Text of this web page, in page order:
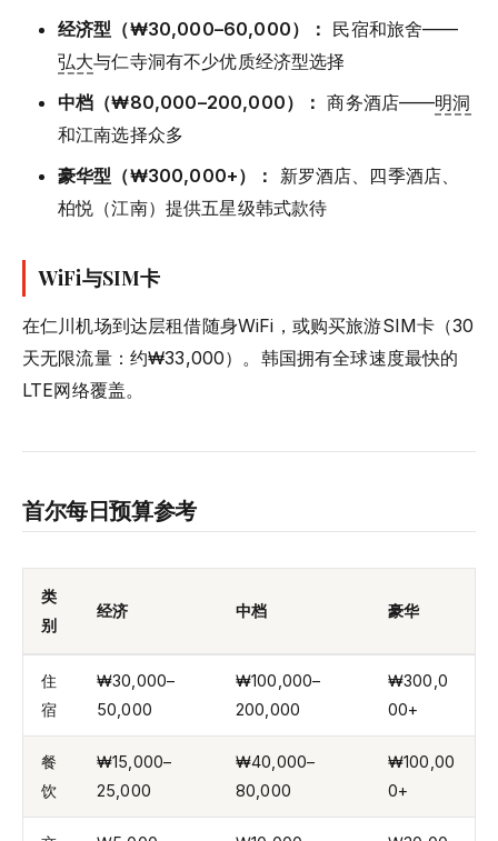
经济型（₩30,000–60,000）： 民宿和旅舍——
弘大与仁寺洞有不少优质经济型选择
中档（₩80,000–200,000）： 商务酒店——明洞
和江南选择众多
豪华型（₩300,000+）：
新罗酒店、四季酒店、
柏悦（江南）提供五星级韩式款待
WiFi与SIM卡
在仁川机场到达层租借随身WiFi，或购买旅游SIM卡（30
天无限流量：约₩33,000）。韩国拥有全球速度最快的
LTE网络覆盖。
首尔每日预算参考
类
别
经济 中档 豪华
住
宿
₩30,000–
50,000
₩100,000–
200,000
₩300,0
00+
餐
饮
₩15,000–
25,000
₩40,000–
80,000
₩100,00
0+